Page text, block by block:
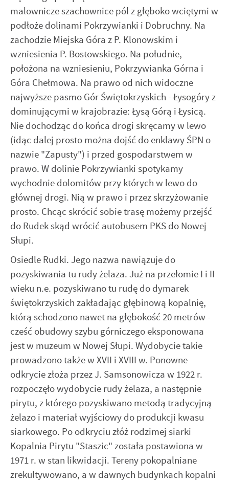
malownicze szachownice pól z głęboko wciętymi w
podłoże dolinami Pokrzywianki i Dobruchny. Na
zachodzie Miejska Góra z P. Klonowskim i
wzniesienia P. Bostowskiego. Na południe,
położona na wzniesieniu, Pokrzywianka Górna i
Góra Chełmowa. Na prawo od nich widoczne
najwyższe pasmo Gór Świętokrzyskich - Łysogóry z
dominującymi w krajobrazie: Łysą Górą i Łysicą.
Nie dochodząc do końca drogi skręcamy w lewo
(idąc dalej prosto można dojść do enklawy ŚPN o
nazwie "Zapusty") i przed gospodarstwem w
prawo. W dolinie Pokrzywianki spotykamy
wychodnie dolomitów przy których w lewo do
głównej drogi. Nią w prawo i przez skrzyżowanie
prosto. Chcąc skrócić sobie trasę możemy przejść
do Rudek skąd wrócić autobusem PKS do Nowej
Słupi.
Osiedle Rudki. Jego nazwa nawiązuje do
pozyskiwania tu rudy żelaza. Już na przełomie I i II
wieku n.e. pozyskiwano tu rudę do dymarek
świętokrzyskich zakładając głębinową kopalnię,
którą schodzono nawet na głębokość 20 metrów -
cześć obudowy szybu górniczego eksponowana
jest w muzeum w Nowej Słupi. Wydobycie takie
prowadzono także w XVII i XVIII w. Ponowne
odkrycie złoża przez J. Samsonowicza w 1922 r.
rozpoczęło wydobycie rudy żelaza, a następnie
pirytu, z którego pozyskiwano metodą tradycyjną
żelazo i materiał wyjściowy do produkcji kwasu
siarkowego. Po odkryciu złóż rodzimej siarki
Kopalnia Pirytu "Staszic" została postawiona w
1971 r. w stan likwidacji. Tereny pokopalniane
zrekultywowano, a w dawnych budynkach kopalni